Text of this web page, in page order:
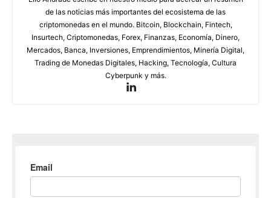
de las noticias más importantes del ecosistema de las
criptomonedas en el mundo. Bitcoin, Blockchain, Fintech,
Insurtech, Criptomonedas, Forex, Finanzas, Economía, Dinero,
Mercados, Banca, Inversiones, Emprendimientos, Minería Digital,
Trading de Monedas Digitales, Hacking, Tecnología, Cultura
Cyberpunk y más.